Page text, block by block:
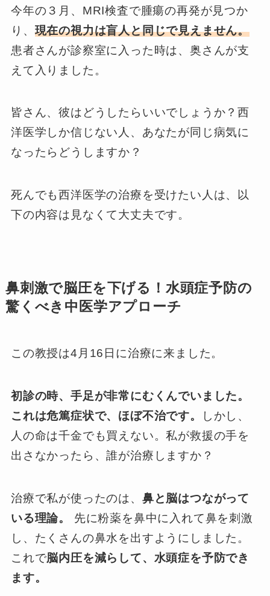
今年の３月、MRI検査で腫瘍の再発が見つか
り、 現在の視力は盲人と同じで見えません。
患者さんが診察室に入った時は、奥さんが支
えて入りました。
皆さん、彼はどうしたらいいでしょうか？西
洋医学しか信じない人、あなたが同じ病気に
なったらどうしますか？
死んでも西洋医学の治療を受けたい人は、以
下の内容は見なくて大丈夫です。
鼻刺激で脳圧を下げる！水頭症予防の
驚くべき中医学アプローチ
この教授は4月16日に治療に来ました。
初診の時、手足が非常にむくんでいました。
これは危篤症状で、ほぼ不治です。
しかし、
人の命は千金でも買えない。私が救援の手を
出さなかったら、誰が治療しますか？
治療で私が使ったのは、 鼻と脳はつながって
いる理論。
先に粉薬を鼻中に入れて鼻を刺激
し、たくさんの鼻水を出すようにしました。
これで脳内圧を減らして、水頭症を予防でき
ます。